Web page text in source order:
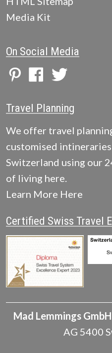
Media Kit
On Social Media
Travel Planning
We offer travel
customised
Switzerland using our
of living here.
Learn More Here
Certified Swiss Travel
Mad Lemmings GmbH
AG 5400